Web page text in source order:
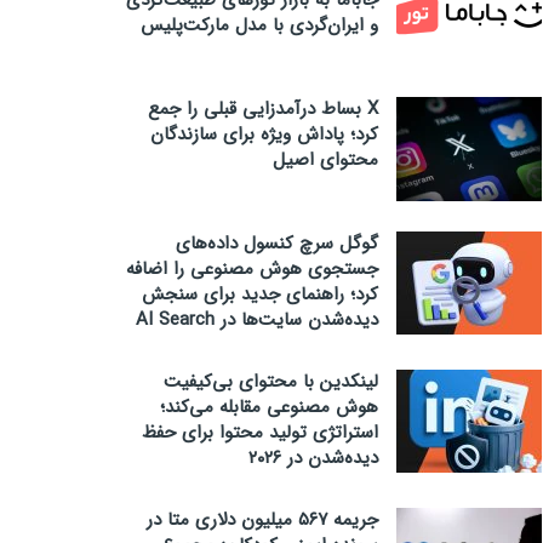
و ایران‌گردی با مدل مارکت‌پلیس
X بساط درآمدزایی قبلی را جمع
کرد؛ پاداش ویژه برای سازندگان
محتوای اصیل
گوگل سرچ کنسول داده‌های
جستجوی هوش مصنوعی را اضافه
کرد؛ راهنمای جدید برای سنجش
دیده‌شدن سایت‌ها در AI Search
لینکدین با محتوای بی‌کیفیت
هوش مصنوعی مقابله می‌کند؛
استراتژی تولید محتوا برای حفظ
دیده‌شدن در ۲۰۲۶
جریمه ۵۶۷ میلیون دلاری متا در